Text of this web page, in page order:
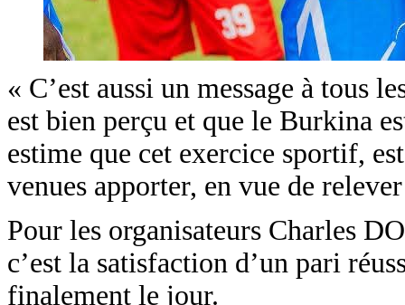
« C’est aussi un message à tous
est bien perçu et que le Burkina
estime que cet exercice sportif,
venues apporter, en vue de
Pour les organisateurs Charles
c’est la satisfaction d’un pari
finalement le jour.